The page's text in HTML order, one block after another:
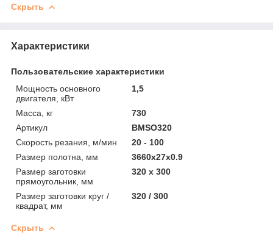
Скрыть
Характеристики
Пользовательские характеристики
Мощность основного
двигателя, кВт
1,5
Масса, кг
730
Артикул
BMSO320
Скорость резания, м/мин
20 - 100
Размер полотна, мм
3660x27x0.9
Размер заготовки
прямоугольник, мм
320 x 300
Размер заготовки круг /
квадрат, мм
320 / 300
Скрыть